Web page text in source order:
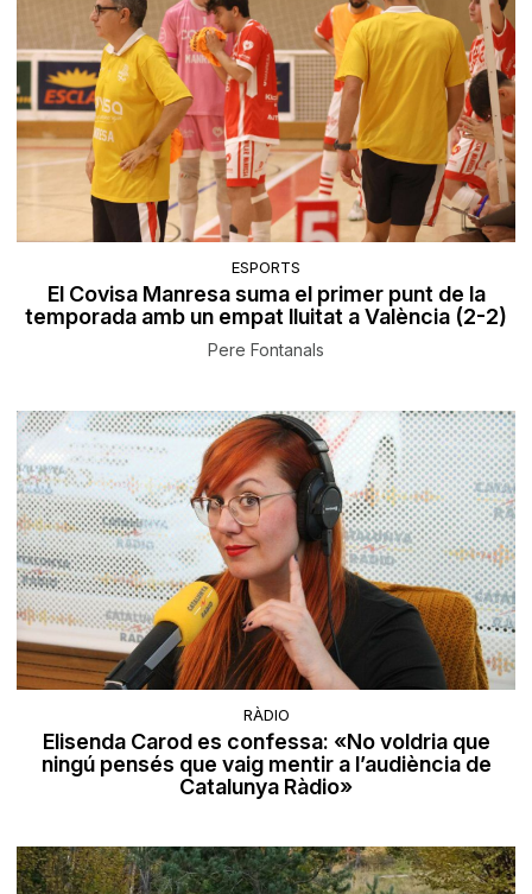
ESPORTS
El Covisa Manresa suma el primer punt de la
temporada amb un empat lluitat a València (2-2)
Pere Fontanals
RÀDIO
Elisenda Carod es confessa: «No voldria que
ningú pensés que vaig mentir a l’audiència de
Catalunya Ràdio»